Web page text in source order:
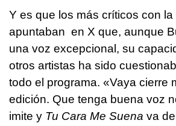
Y es que los más críticos con la
apuntaban en X que, aunque
una voz excepcional, su
otros artistas ha sido
todo el programa. «Vaya cierre
edición. Que tenga buena voz
imite y Tu Cara Me Suena va